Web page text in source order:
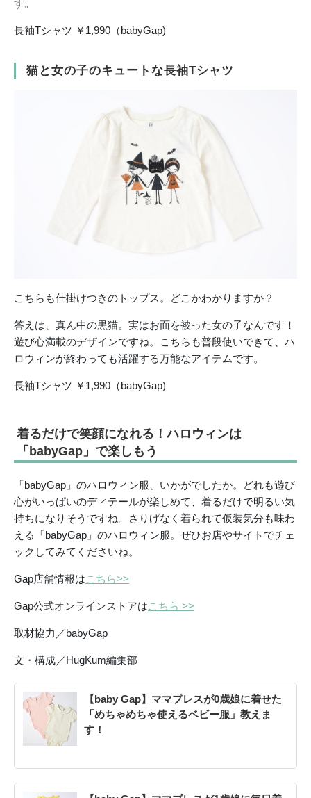
す。
長袖Tシャツ ￥1,990（babyGap)
猫と女の子のキュートな長袖Tシャツ
こちらも仕掛けつきのトップス。どこかわかりますか？
答えは、真ん中の黒猫。実はお面を被った女の子なんです！
遊び心満載のデザインですね。こちらも普段使いできて、ハ
ロウィンが終わっても活躍する万能なアイテムです。
長袖Tシャツ ￥1,990（babyGap)
着るだけで笑顔になれる！ハロウィンは
「babyGap」で楽しもう
「babyGap」のハロウィン服、いかがでしたか。どれも遊び
心がいっぱいのディテールが楽しめて、着るだけで明るい気
持ちになりそうですね。さりげなく着られて仮装気分も味わ
える「babyGap」のハロウィン服。ぜひお店やサイトでチェ
ックしてみてくださいね。
Gap店舗情報はこちら>>
Gap公式オンラインストアはこちら >>
取材協力／babyGap
文・構成／HugKum編集部
【baby Gap】ママプレスが0歳娘に着せた
「めちゃめちゃ使えるベビー服」教えま
す！